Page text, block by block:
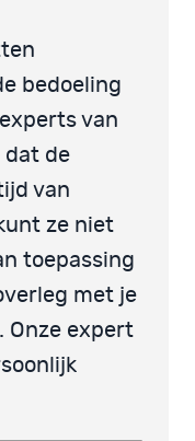
bedoeling
van
dat de
van
ze niet
toepassing
met je
Onze expert